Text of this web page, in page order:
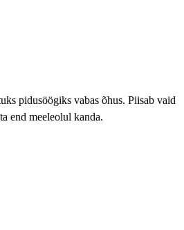
pidusöögiks vabas õhus. Piisab vaid
end meeleolul kanda.